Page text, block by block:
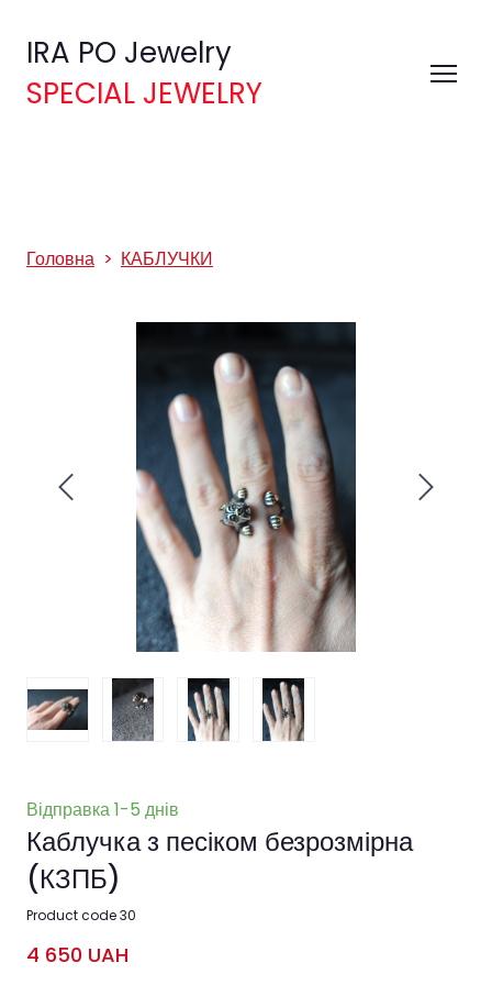
IRA PO Jewelry
SPECIAL JEWELRY
Головна КАБЛУЧКИ
Відправка 1-5 днів
Каблучка з песіком безрозмірна
(КЗПБ)
Product code 30
4 650 UAH